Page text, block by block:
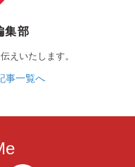
部
えいたします。
事一覧へ